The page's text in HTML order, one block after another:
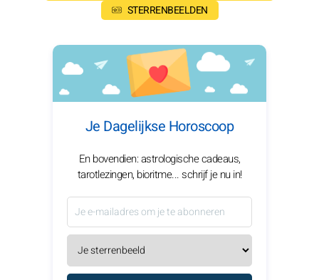
STERRENBEELDEN
Je Dagelijkse Horoscoop
En bovendien: astrologische cadeaus,
tarotlezingen, bioritme... schrijf je nu in!